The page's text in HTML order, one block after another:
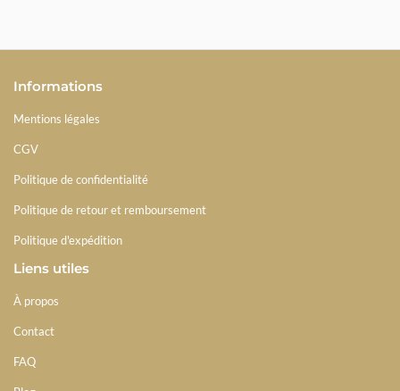
Informations
Mentions légales
CGV
Politique de confidentialité
Politique de retour et remboursement
Politique d'expédition
Liens utiles
À propos
Contact
FAQ